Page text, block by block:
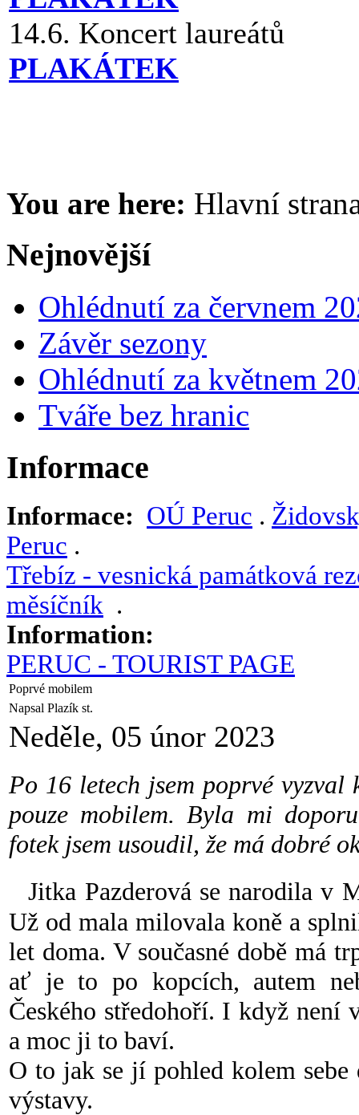
14.6. Koncert laureátů
PLAKÁTEK
You are here: Hlavní
Nejnovější
Ohlédnutí za červnem
Závěr sezony
Ohlédnutí za květnem
Tváře bez hranic
Informace
Informace: OÚ Peruc .
Peruc .
Třebíz - vesnická památková
měsíčník .
Information:
PERUC - TOURIST PAGE
Poprvé mobilem
Napsal Plazík st.
Neděle, 05 únor 2023
Po 16 letech jsem poprvé
pouze mobilem. Byla mi
fotek jsem usoudil, že má dobré
Jitka Pazderová se narodila v
Už od mala milovala koně a
let doma. V současné době má
ať je to po kopcích, autem
Českého středohoří. I když není
a moc ji to baví.
O to jak se jí pohled kolem sebe
výstavy.